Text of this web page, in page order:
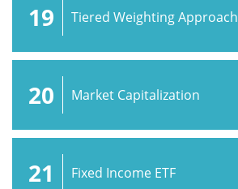
19 Tiered Weighting Approach
20 Market Capitalization
21 Fixed Income ETF